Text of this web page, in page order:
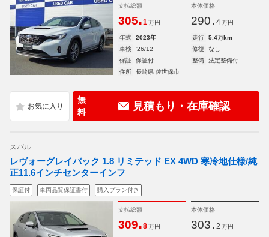
支払総額
305.1 万円
本体価格
290. 4 万円
年式 2023年 走行
5.4万km
車検
'26/12 修復
なし
保証
保証付 整備
法定整備付
住所
長崎県 佐世保市
無
料
見積もり・在庫確認
スバル
レヴォーグレイバック 1.8 リミテッド EX 4WD 寒冷地仕様/純
正11.6インチセンターインフ
保証付 車両品質保証書付 購入プラン付き
支払総額
309.8 万円
本体価格
303. 2 万円